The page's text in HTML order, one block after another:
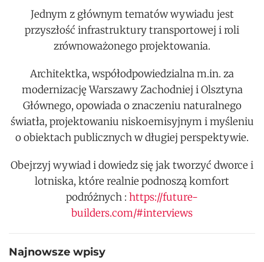
Jednym z głównym tematów wywiadu jest
przyszłość infrastruktury transportowej i roli
zrównoważonego projektowania.
Architektka, współodpowiedzialna m.in. za
modernizację Warszawy Zachodniej i Olsztyna
Głównego, opowiada o znaczeniu naturalnego
światła, projektowaniu niskoemisyjnym i myśleniu
o obiektach publicznych w długiej perspektywie.
Obejrzyj wywiad i dowiedz się jak tworzyć dworce i
lotniska, które realnie podnoszą komfort
podróżnych : https://future-
builders.com/#interviews
Najnowsze wpisy